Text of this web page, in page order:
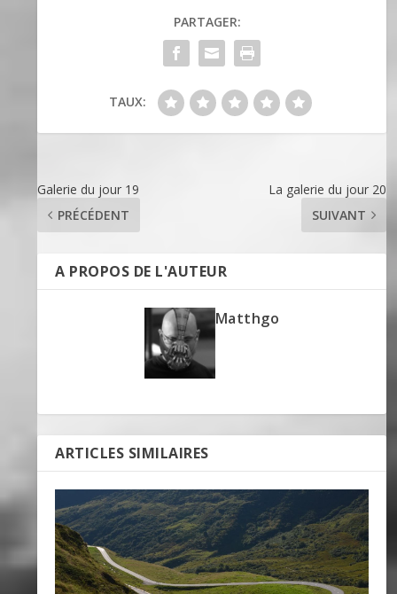
PARTAGER:
TAUX:
Galerie du jour 19
PRÉCÉDENT
La galerie du jour 20
SUIVANT
A PROPOS DE L'AUTEUR
Matthgo
ARTICLES SIMILAIRES